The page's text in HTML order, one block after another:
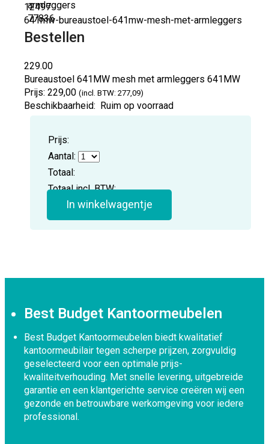
12497
641mw-bureaustoel-641mw-mesh-met-armleggers
Bestellen
229.00
Bureaustoel 641MW mesh met armleggers641MW
Prijs: 229,00 (incl. BTW: 277,09)
Beschikbaarheid: Ruim op voorraad
Prijs:
Aantal:
Totaal:
Totaal incl. BTW:
In winkelwagentje
Best Budget Kantoormeubelen
Best Budget Kantoormeubelen biedt kwalitatief
kantoormeubilair tegen scherpe prijzen, zorgvuldig
geselecteerd voor een optimale prijs-
kwaliteitverhouding. Met snelle levering, uitgebreide
garantie en een klantgerichte service creëren wij een
gezonde en betrouwbare werkomgeving voor iedere
professional.